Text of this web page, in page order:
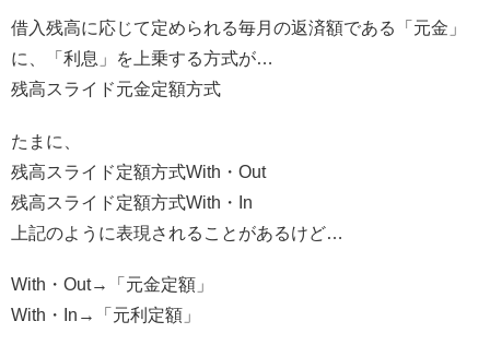
借入残高に応じて定められる毎月の返済額である「元金」
に、「利息」を上乗する方式が…
残高スライド元金定額方式
たまに、
残高スライド定額方式With・Out
残高スライド定額方式With・In
上記のように表現されることがあるけど…
With・Out→「元金定額」
With・In→「元利定額」